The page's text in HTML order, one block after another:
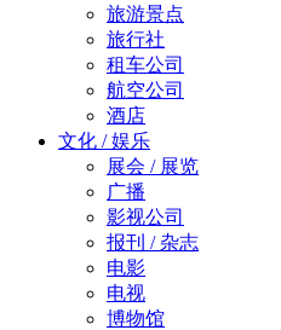
旅游景点
旅行社
租车公司
航空公司
酒店
文化 / 娱乐
展会 / 展览
广播
影视公司
报刊 / 杂志
电影
电视
博物馆